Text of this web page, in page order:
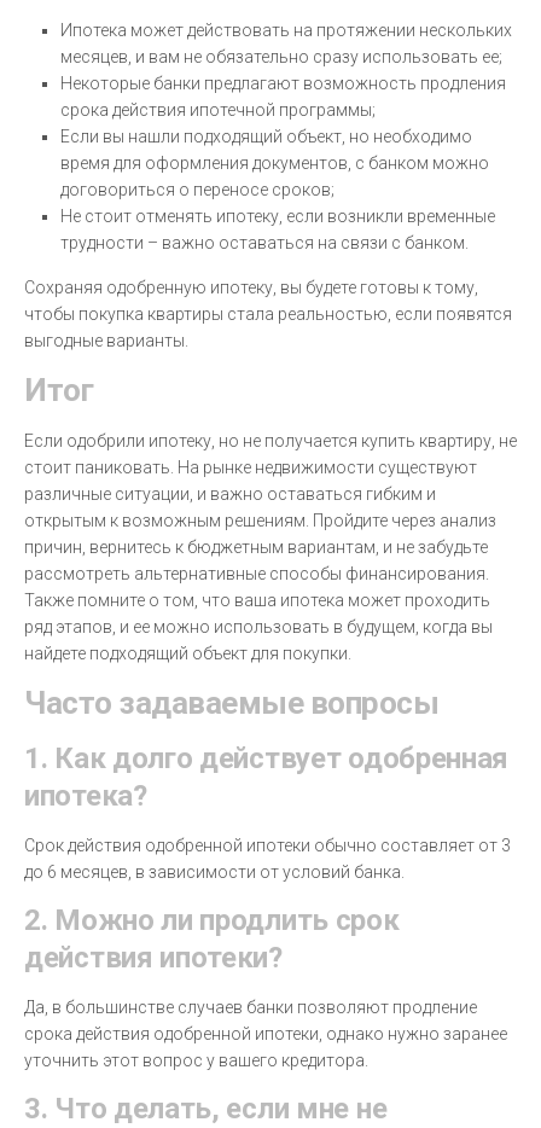
Ипотека может действовать на протяжении нескольких
месяцев, и вам не обязательно сразу использовать ее;
Некоторые банки предлагают возможность продления
срока действия ипотечной программы;
Если вы нашли подходящий объект, но необходимо
время для оформления документов, с банком можно
договориться о переносе сроков;
Не стоит отменять ипотеку, если возникли временные
трудности – важно оставаться на связи с банком.
Сохраняя одобренную ипотеку, вы будете готовы к тому,
чтобы покупка квартиры стала реальностью, если появятся
выгодные варианты.
Итог
Если одобрили ипотеку, но не получается купить квартиру, не
стоит паниковать. На рынке недвижимости существуют
различные ситуации, и важно оставаться гибким и
открытым к возможным решениям. Пройдите через анализ
причин, вернитесь к бюджетным вариантам, и не забудьте
рассмотреть альтернативные способы финансирования.
Также помните о том, что ваша ипотека может проходить
ряд этапов, и ее можно использовать в будущем, когда вы
найдете подходящий объект для покупки.
Часто задаваемые вопросы
1. Как долго действует одобренная
ипотека?
Срок действия одобренной ипотеки обычно составляет от 3
до 6 месяцев, в зависимости от условий банка.
2. Можно ли продлить срок
действия ипотеки?
Да, в большинстве случаев банки позволяют продление
срока действия одобренной ипотеки, однако нужно заранее
уточнить этот вопрос у вашего кредитора.
3. Что делать, если мне не